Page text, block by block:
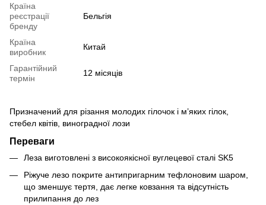
Країна
реєстрації
бренду
Бельгія
Країна
виробник
Китай
Гарантійний
термін
12 місяців
Призначений для різання молодих гілочок і м’яких гілок,
стебел квітів, виноградної лози
Переваги
Леза виготовлені з високоякісної вуглецевої сталі SK5
Ріжуче лезо покрите антипригарним тефлоновим шаром,
що зменшує тертя, дає легке ковзання та відсутність
прилипання до лез